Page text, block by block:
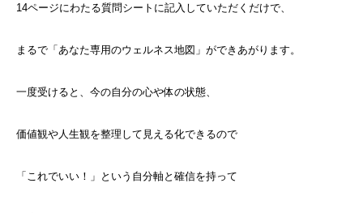
14ページにわたる質問シートに記入していただくだけで、
まるで「あなた専用のウェルネス地図」ができあがります。
一度受けると、今の自分の心や体の状態、
価値観や人生観を整理して見える化できるので
「これでいい！」という自分軸と確信を持って